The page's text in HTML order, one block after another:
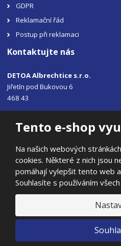
Tento e-shop
Na našich webových
cookies. Některé z nich jsou
pomáhají vylepšit tento web
Souhlasíte s používáním
GDPR
Reklamační řád
Postup při reklamaci
Kontaktujte nás
DETOA Albrechtice s.r.o.
Jiřetín pod Bukovou 6
468 43
Email:sales@detoa.cz